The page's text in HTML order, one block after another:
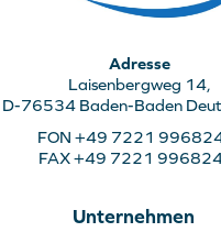
Adresse
Laisenbergweg 14,
D-76534 Baden-Baden
FON +49 7221
FAX +49 7221
Unternehmen